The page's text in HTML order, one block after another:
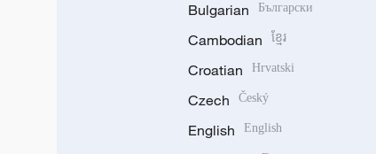
Bulgarian Български
Cambodian ខ្មែរ
Croatian Hrvatski
Czech Český
English English